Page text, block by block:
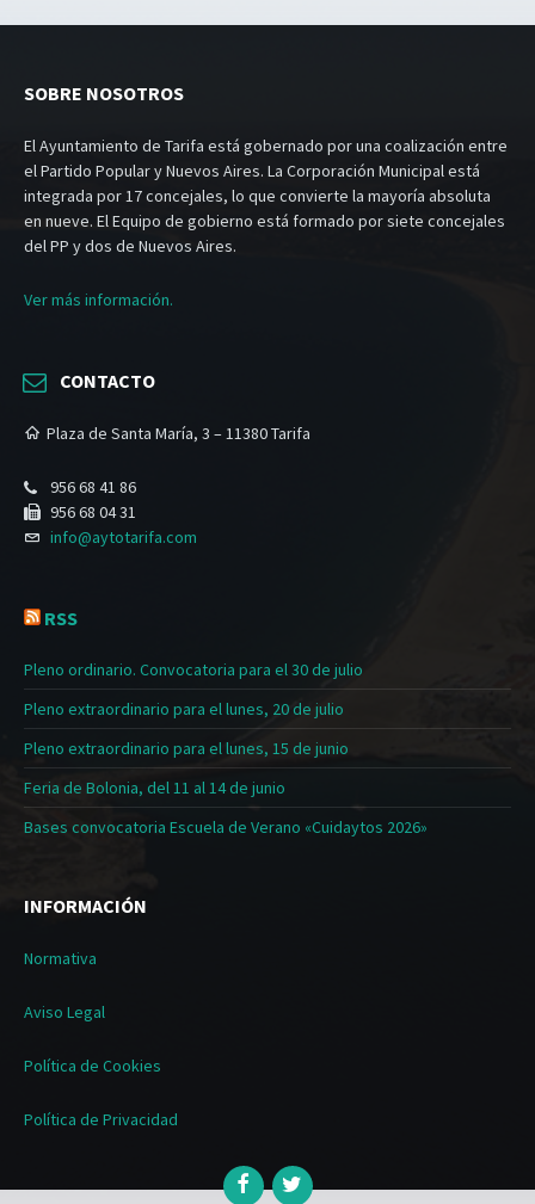
SOBRE NOSOTROS
El Ayuntamiento de Tarifa está gobernado por una coalización entre
el Partido Popular y Nuevos Aires. La Corporación Municipal está
integrada por 17 concejales, lo que convierte la mayoría absoluta
en nueve. El Equipo de gobierno está formado por siete concejales
del PP y dos de Nuevos Aires.
Ver más información.
CONTACTO
Plaza de Santa María, 3 – 11380 Tarifa
956 68 41 86
956 68 04 31
info@aytotarifa.com
RSS
Pleno ordinario. Convocatoria para el 30 de julio
Pleno extraordinario para el lunes, 20 de julio
Pleno extraordinario para el lunes, 15 de junio
Feria de Bolonia, del 11 al 14 de junio
Bases convocatoria Escuela de Verano «Cuidaytos 2026»
INFORMACIÓN
Normativa
Aviso Legal
Política de Cookies
Política de Privacidad